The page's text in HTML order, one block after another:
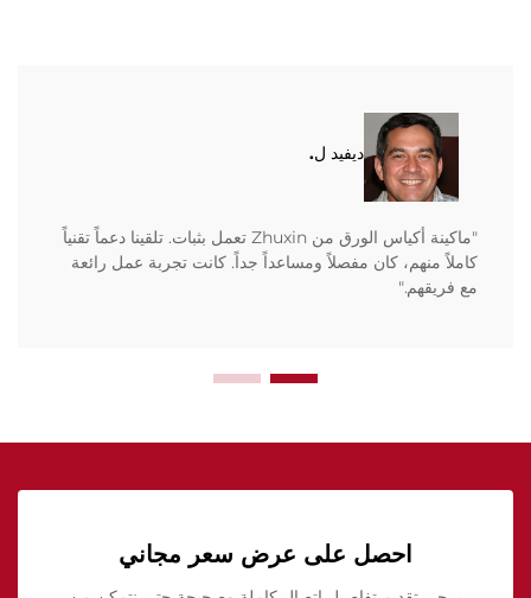
ديفيد ل.
"ماكينة أكياس الورق من Zhuxin تعمل بثبات. تلقينا دعماً تقنياً
كاملاً منهم، كان مفصلاً ومساعداً جداً. كانت تجربة عمل رائعة
مع فريقهم."
احصل على عرض سعر مجاني